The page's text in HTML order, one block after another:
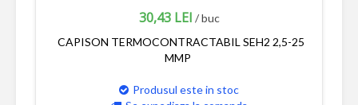
30,43 LEI / buc
CAPISON TERMOCONTRACTABIL SEH2 2,5-25
MMP
Produsul este in stoc